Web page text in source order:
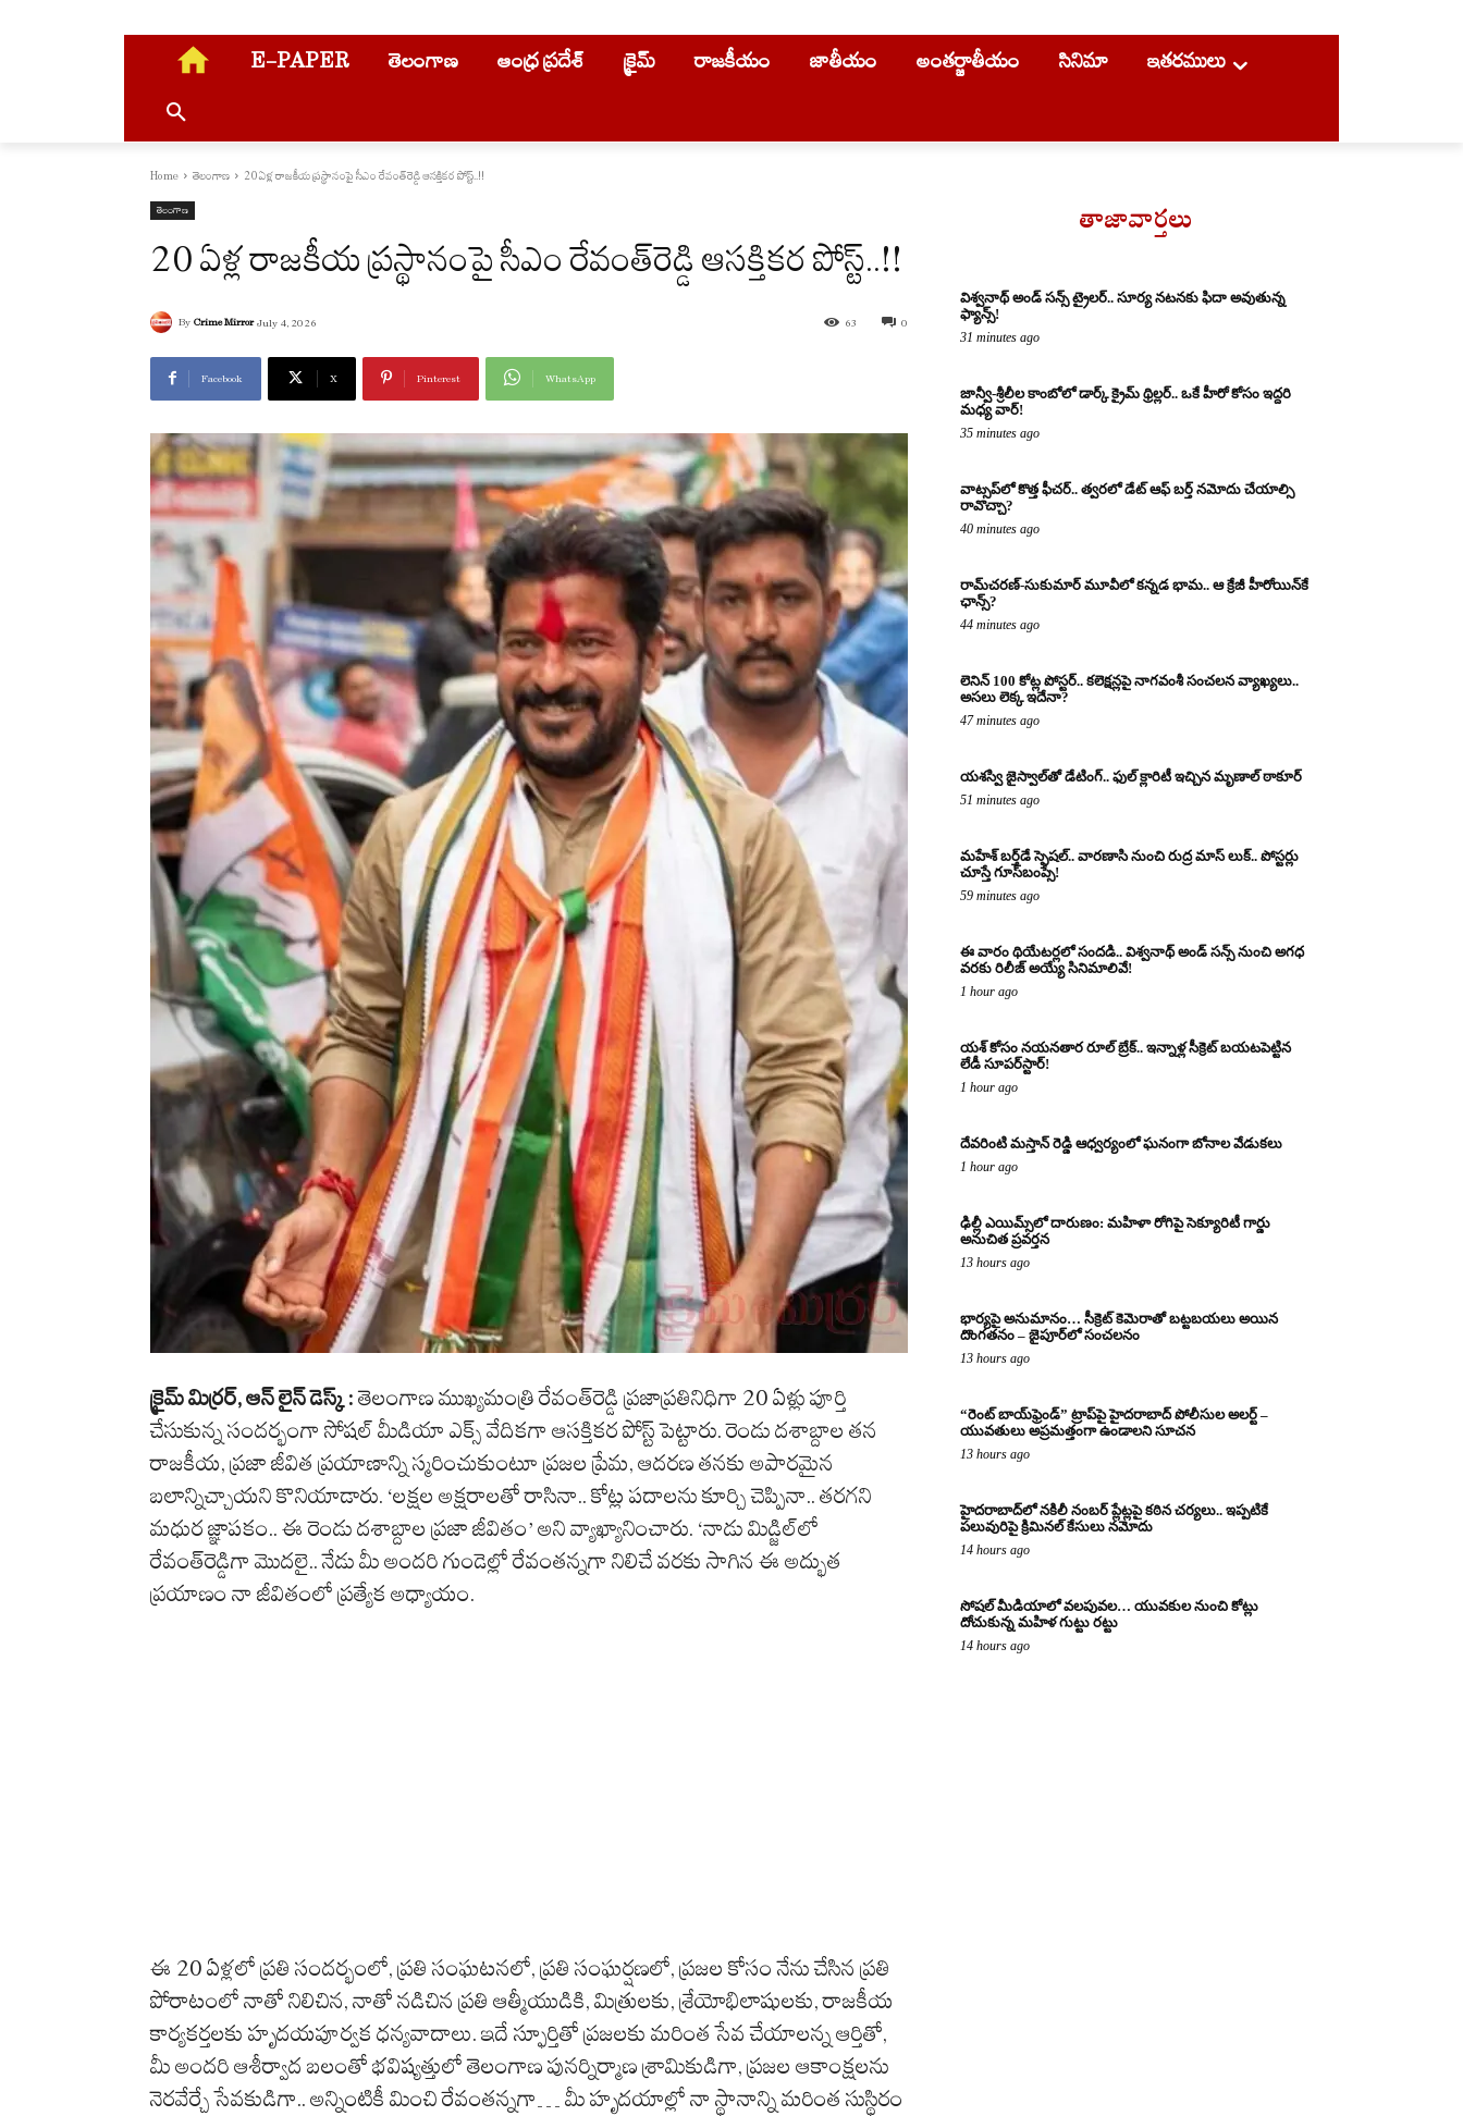
E-PAPER తెలంగాణ ఆంధ్ర ప్రదేశ్ క్రైమ్ రాజకీయం జాతీయం అంతర్జాతీయం సినిమా ఇతరములు
Home తెలంగాణ 20 ఏళ్ల రాజకీయ ప్రస్థానంపై సీఎం రేవంత్‌రెడ్డి ఆసక్తికర పోస్ట్..!!
తెలంగాణ
20 ఏళ్ల రాజకీయ ప్రస్థానంపై సీఎం రేవంత్‌రెడ్డి ఆసక్తికర పోస్ట్..!!
By Crime Mirror July 4, 2026 0
63
Facebook X Pinterest WhatsApp
క్రైమ్ మిర్రర్, ఆన్ లైన్ డెస్క్ :తెలంగాణ ముఖ్యమంత్రి రేవంత్‌రెడ్డి ప్రజాప్రతినిధిగా 20 ఏళ్లు పూర్తి
చేసుకున్న సందర్భంగా సోషల్ మీడియా ఎక్స్‌ వేదికగా ఆసక్తికర పోస్ట్ పెట్టారు. రెండు దశాబ్దాల తన
రాజకీయ, ప్రజా జీవిత ప్రయాణాన్ని స్మరించుకుంటూ ప్రజల ప్రేమ, ఆదరణ తనకు అపారమైన
బలాన్నిచ్చాయని కొనియాడారు. ‘లక్షల అక్షరాలతో రాసినా.. కోట్ల పదాలను కూర్చి చెప్పినా.. తరగని
మధుర జ్ఞాపకం.. ఈ రెండు దశాబ్దాల ప్రజా జీవితం’ అని వ్యాఖ్యానించారు. ‘నాడు మిడ్జిల్‌లో
రేవంత్‌రెడ్డిగా మొదలై.. నేడు మీ అందరి గుండెల్లో రేవంతన్నగా నిలిచే వరకు సాగిన ఈ అద్భుత
ప్రయాణం నా జీవితంలో ప్రత్యేక అధ్యాయం.
ఈ 20 ఏళ్లలో ప్రతి సందర్భంలో, ప్రతి సంఘటనలో, ప్రతి సంఘర్షణలో, ప్రజల కోసం నేను చేసిన ప్రతి
పోరాటంలో నాతో నిలిచిన, నాతో నడిచిన ప్రతి ఆత్మీయుడికి, మిత్రులకు, శ్రేయోభిలాషులకు, రాజకీయ
కార్యకర్తలకు హృదయపూర్వక ధన్యవాదాలు. ఇదే స్ఫూర్తితో ప్రజలకు మరింత సేవ చేయాలన్న ఆర్తితో,
మీ అందరి ఆశీర్వాద బలంతో భవిష్యత్తులో తెలంగాణ పునర్నిర్మాణ శ్రామికుడిగా, ప్రజల ఆకాంక్షలను
నెరవేర్చే సేవకుడిగా.. అన్నింటికీ మించి రేవంతన్నగా… మీ హృదయాల్లో నా స్థానాన్ని మరింత సుస్థిరం
తాజావార్తలు
విశ్వనాథ్ అండ్ సన్స్ ట్రైలర్.. సూర్య నటనకు ఫిదా అవుతున్న
ఫ్యాన్స్!
31 minutes ago
జాన్వీ-శ్రీలీల కాంబోలో డార్క్ క్రైమ్ థ్రిల్లర్.. ఒకే హీరో కోసం ఇద్దరి
మధ్య వార్!
35 minutes ago
వాట్సప్‌లో కొత్త ఫీచర్.. త్వరలో డేట్ ఆఫ్ బర్త్ నమోదు చేయాల్సి
రావొచ్చా?
40 minutes ago
రామ్‌చరణ్‌-సుకుమార్‌ మూవీలో కన్నడ భామ.. ఆ క్రేజీ హీరోయిన్‌కే
ఛాన్స్?
44 minutes ago
లెనిన్ 100 కోట్ల పోస్టర్‌.. కలెక్షన్లపై నాగవంశీ సంచలన వ్యాఖ్యలు..
అసలు లెక్క ఇదేనా?
47 minutes ago
యశస్వి జైస్వాల్‌తో డేటింగ్.. ఫుల్ క్లారిటీ ఇచ్చిన మృణాల్ ఠాకూర్‌
51 minutes ago
మహేశ్ బర్త్‌డే స్పెషల్.. వారణాసి నుంచి రుద్ర మాస్ లుక్.. పోస్టర్లు
చూస్తే గూస్‌బంప్సే!
59 minutes ago
ఈ వారం థియేటర్లలో సందడి.. విశ్వనాథ్ అండ్ సన్స్ నుంచి అగధ
వరకు రిలీజ్ అయ్యే సినిమాలివే!
1 hour ago
యశ్ కోసం నయనతార రూల్ బ్రేక్.. ఇన్నాళ్ల సీక్రెట్ బయటపెట్టిన
లేడీ సూపర్‌స్టార్!
1 hour ago
దేవరింటి మస్తాన్ రెడ్డి ఆధ్వర్యంలో ఘనంగా బోనాల వేడుకలు
1 hour ago
ఢిల్లీ ఎయిమ్స్‌లో దారుణం: మహిళా రోగిపై సెక్యూరిటీ గార్డు
అనుచిత ప్రవర్తన
13 hours ago
భార్యపై అనుమానం… సీక్రెట్ కెమెరాతో బట్టబయలు అయిన
దొంగతనం – జైపూర్‌లో సంచలనం
13 hours ago
“రెంట్ బాయ్‌ఫ్రెండ్” ట్రాప్‌పై హైదరాబాద్ పోలీసుల అలర్ట్ –
యువతులు అప్రమత్తంగా ఉండాలని సూచన
13 hours ago
హైదరాబాద్‌లో నకిలీ నంబర్ ప్లేట్లపై కఠిన చర్యలు.. ఇప్పటికే
పలువురిపై క్రిమినల్ కేసులు నమోదు
14 hours ago
సోషల్ మీడియాలో వలపువల… యువకుల నుంచి కోట్లు
దోచుకున్న మహిళ గుట్టు రట్టు
14 hours ago